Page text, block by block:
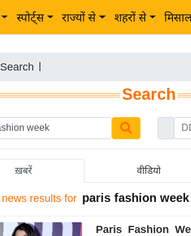
स्पोर्ट्स राज्यों से शहरों से
Search
Search
ख़बरें वीडियो
news results for paris fashion week
Paris Fashion